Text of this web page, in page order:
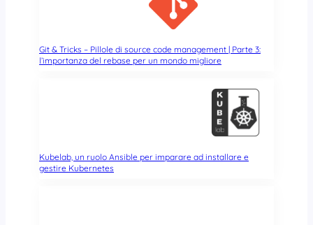
Git & Tricks – Pillole di source code management | Parte 3:
l’importanza del rebase per un mondo migliore
Kubelab, un ruolo Ansible per imparare ad installare e
gestire Kubernetes